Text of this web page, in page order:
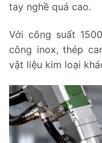
tay nghề quá cao.
Với công suất
công inox, thép
vật liệu kim loại